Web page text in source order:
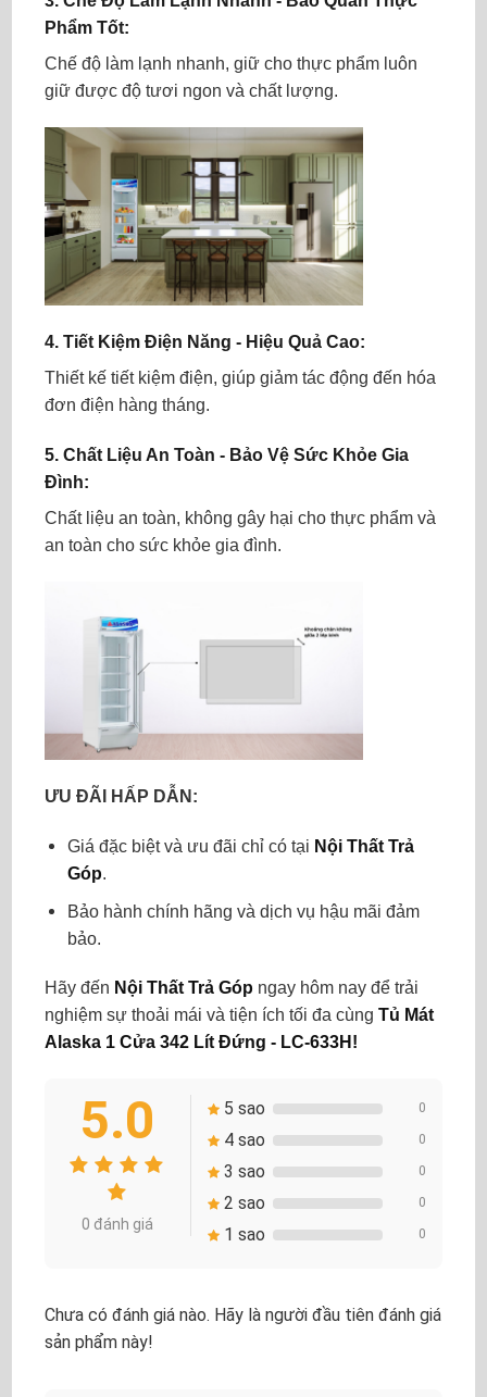
Phẩm Tốt:
Chế độ làm lạnh nhanh, giữ cho thực phẩm luôn
giữ được độ tươi ngon và chất lượng.
4. Tiết Kiệm Điện Năng - Hiệu Quả Cao:
Thiết kế tiết kiệm điện, giúp giảm tác động đến hóa
đơn điện hàng tháng.
5. Chất Liệu An Toàn - Bảo Vệ Sức Khỏe Gia
Đình:
Chất liệu an toàn, không gây hại cho thực phẩm và
an toàn cho sức khỏe gia đình.
ƯU ĐÃI HẤP DẪN:
Giá đặc biệt và ưu đãi chỉ có tại Nội Thất Trả
Góp.
Bảo hành chính hãng và dịch vụ hậu mãi đảm
bảo.
Hãy đến Nội Thất Trả Góp ngay hôm nay để trải
nghiệm sự thoải mái và tiện ích tối đa cùng Tủ Mát
Alaska 1 Cửa 342 Lít Đứng - LC-633H!
5.0
0 đánh giá
5 sao 0
4 sao 0
3 sao 0
2 sao 0
1 sao 0
Chưa có đánh giá nào. Hãy là người đầu tiên đánh giá
sản phẩm này!